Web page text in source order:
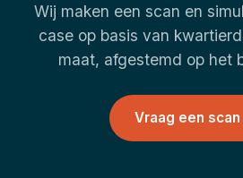
Wij maken een scan en
case op basis van
maat, afgestemd op het
Vraag een scan